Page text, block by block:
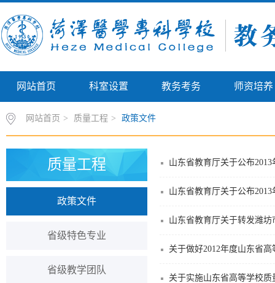
网站首页 科室设置 教务考务 师资培养
网站首页 > 质量工程 > 政策文件
质量工程
政策文件
省级特色专业
省级教学团队
山东省教育厅关于公布
山东省教育厅关于公布
山东省教育厅关于转发潍
关于做好2012年度山东省
关于实施山东省高等学校